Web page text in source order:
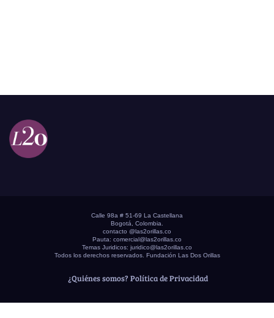
Calle 98a # 51-69 La Castellana
Bogotá, Colombia.
contacto @las2orillas.co
Pauta: comercial@las2orillas.co
Temas Juridicos: juridico@las2orillas.co
Todos los derechos reservados. Fundación Las Dos Orillas
¿Quiénes somos? Política de Privacidad